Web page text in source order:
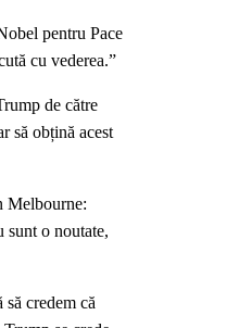
pentru Pace
cu vederea.”
de către
să obțină acest
Melbourne:
sunt o noutate,
credem că